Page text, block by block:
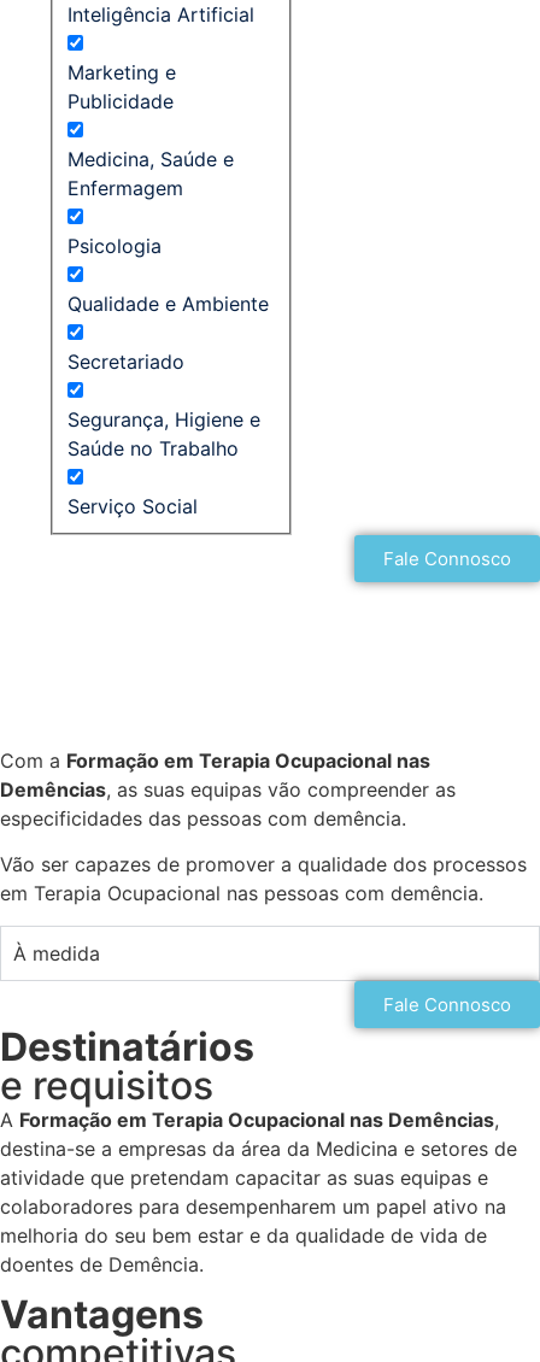
Inteligência Artificial
Marketing e
Publicidade
Medicina, Saúde e
Enfermagem
Psicologia
Qualidade e Ambiente
Secretariado
Segurança, Higiene e
Saúde no Trabalho
Serviço Social
Fale Connosco
Com a Formação em Terapia Ocupacional nas
Demências, as suas equipas vão compreender as
especificidades das pessoas com demência.
Vão ser capazes de promover a qualidade dos processos
em Terapia Ocupacional nas pessoas com demência.
À medida
Fale Connosco
Destinatários
e requisitos
A Formação em Terapia Ocupacional nas Demências,
destina-se a empresas da área da Medicina e setores de
atividade que pretendam capacitar as suas equipas e
colaboradores para desempenharem um papel ativo na
melhoria do seu bem estar e da qualidade de vida de
doentes de Demência.
Vantagens